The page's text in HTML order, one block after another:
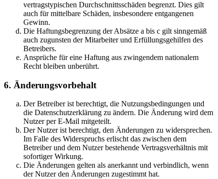
vertragstypischen Durchschnittsschäden begrenzt. Dies gilt
auch für mittelbare Schäden, insbesondere entgangenen
Gewinn.
Die Haftungsbegrenzung der Absätze a bis c gilt sinngemäß
auch zugunsten der Mitarbeiter und Erfüllungsgehilfen des
Betreibers.
Ansprüche für eine Haftung aus zwingendem nationalem
Recht bleiben unberührt.
6. Änderungsvorbehalt
Der Betreiber ist berechtigt, die Nutzungsbedingungen und
die Datenschutzerklärung zu ändern. Die Änderung wird dem
Nutzer per E-Mail mitgeteilt.
Der Nutzer ist berechtigt, den Änderungen zu widersprechen.
Im Falle des Widerspruchs erlischt das zwischen dem
Betreiber und dem Nutzer bestehende Vertragsverhältnis mit
sofortiger Wirkung.
Die Änderungen gelten als anerkannt und verbindlich, wenn
der Nutzer den Änderungen zugestimmt hat.